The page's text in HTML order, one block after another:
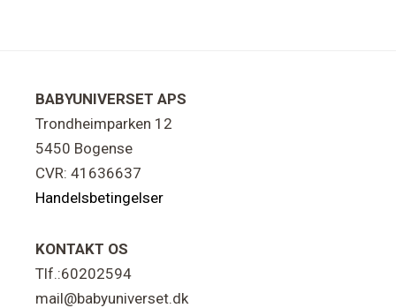
Footer
BABYUNIVERSET APS
Trondheimparken 12
5450 Bogense
CVR: 41636637
Handelsbetingelser
KONTAKT OS
Tlf.:60202594
mail@babyuniverset.dk